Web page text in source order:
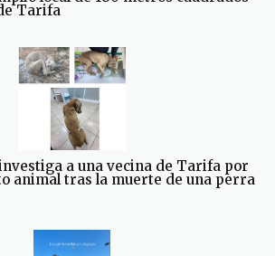
Tarifa
a una vecina de Tarifa por
animal tras la muerte de una perra